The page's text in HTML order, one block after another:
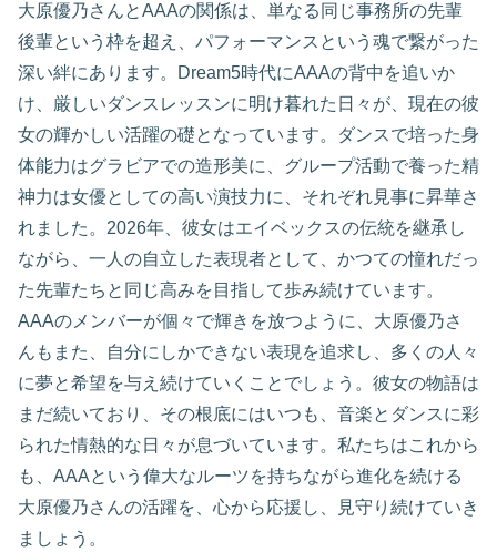
大原優乃さんとAAAの関係は、単なる同じ事務所の先輩
後輩という枠を超え、パフォーマンスという魂で繋がった
深い絆にあります。Dream5時代にAAAの背中を追いか
け、厳しいダンスレッスンに明け暮れた日々が、現在の彼
女の輝かしい活躍の礎となっています。ダンスで培った身
体能力はグラビアでの造形美に、グループ活動で養った精
神力は女優としての高い演技力に、それぞれ見事に昇華さ
れました。2026年、彼女はエイベックスの伝統を継承し
ながら、一人の自立した表現者として、かつての憧れだっ
た先輩たちと同じ高みを目指して歩み続けています。
AAAのメンバーが個々で輝きを放つように、大原優乃さ
んもまた、自分にしかできない表現を追求し、多くの人々
に夢と希望を与え続けていくことでしょう。彼女の物語は
まだ続いており、その根底にはいつも、音楽とダンスに彩
られた情熱的な日々が息づいています。私たちはこれから
も、AAAという偉大なルーツを持ちながら進化を続ける
大原優乃さんの活躍を、心から応援し、見守り続けていき
ましょう。